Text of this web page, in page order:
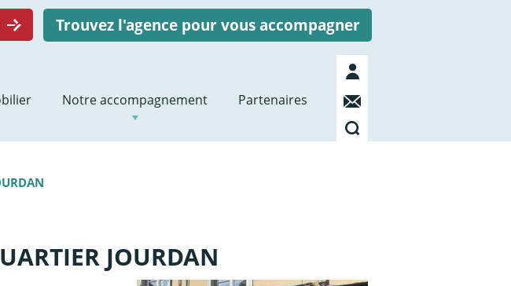
Trouvez l'agence pour vous accompagner
Notre accompagnement Partenaires
Mon
compte
Contact
Recherche
JOURDAN